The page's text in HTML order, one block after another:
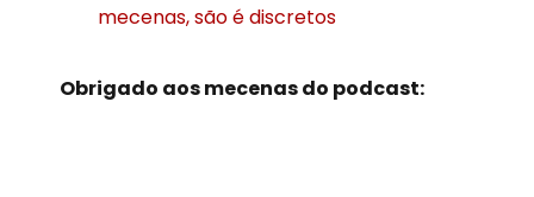
mecenas, são é discretos
Obrigado aos mecenas do podcast: